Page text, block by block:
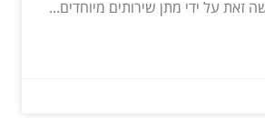
זאת על ידי מתן שירותים מיוחדים...